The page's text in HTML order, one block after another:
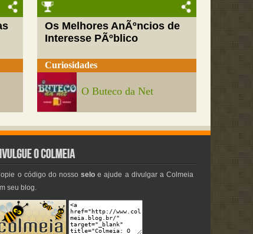
Os Melhores AnÃºncios de
Interesse PÃºblico
Curiosidades
O Buteco da Net
o código do nossoselo e ajude a divulgar a Colmeia
seu blog.